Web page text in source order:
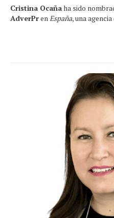
Cristina Ocañaha sido
AdverPrenEspaña, una agencia